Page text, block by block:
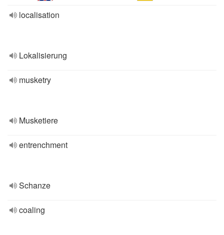
localisation
Lokalisierung
musketry
Musketiere
entrenchment
Schanze
coaling